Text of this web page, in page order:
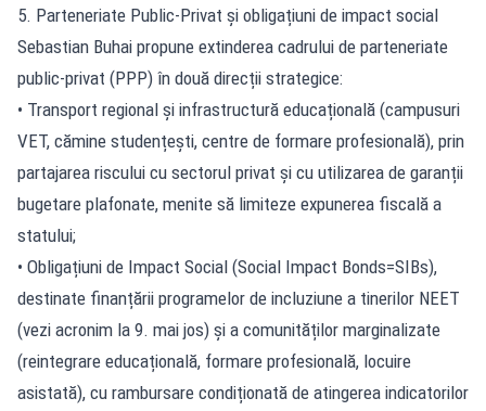
5. Parteneriate Public-Privat și obligațiuni de impact social
Sebastian Buhai propune extinderea cadrului de parteneriate
public-privat (PPP) în două direcții strategice:
• Transport regional și infrastructură educațională (campusuri
VET, cămine studențești, centre de formare profesională), prin
partajarea riscului cu sectorul privat și cu utilizarea de garanții
bugetare plafonate, menite să limiteze expunerea fiscală a
statului;
• Obligațiuni de Impact Social (Social Impact Bonds=SIBs),
destinate finanțării programelor de incluziune a tinerilor NEET
(vezi acronim la 9. mai jos) și a comunităților marginalizate
(reintegrare educațională, formare profesională, locuire
asistată), cu rambursare condiționată de atingerea indicatorilor